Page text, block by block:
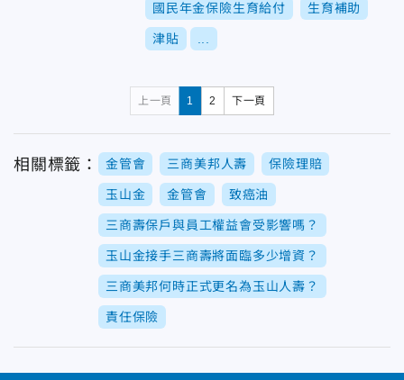
國民年金保險生育給付 生育補助
津貼
上一頁 1 2 下一頁
相關標籤： 金管會 三商美邦人壽 保險理賠
玉山金 金管會 致癌油
三商壽保戶與員工權益會受影響嗎？
玉山金接手三商壽將面臨多少增資？
三商美邦何時正式更名為玉山人壽？
責任保險